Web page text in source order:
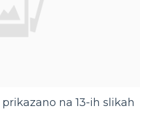
na 13-ih slikah